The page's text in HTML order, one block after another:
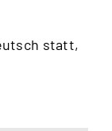
statt,